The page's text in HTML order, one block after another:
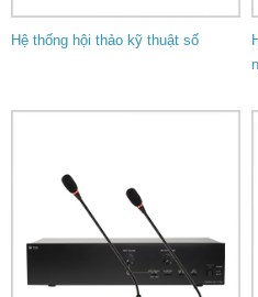
Hệ thống hội thảo kỹ thuật số